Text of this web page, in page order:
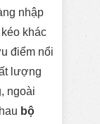
nhập
khác
điểm nổi
lượng
ngoài
bộ